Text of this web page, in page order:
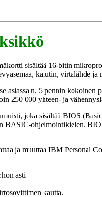
sisältää 16-bitin
kaiutin, virtalähde ja
asiassa n. 5 pennin
250 000 yhteen- ja
joka sisältää BIOS
BASIC-ohjelmointikielen.
ja muuttaa IBM Personal
asti
kautta.